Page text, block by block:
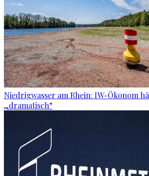
Niedrigwasser am Rhein: IW-Ökonom
„dramatisch“